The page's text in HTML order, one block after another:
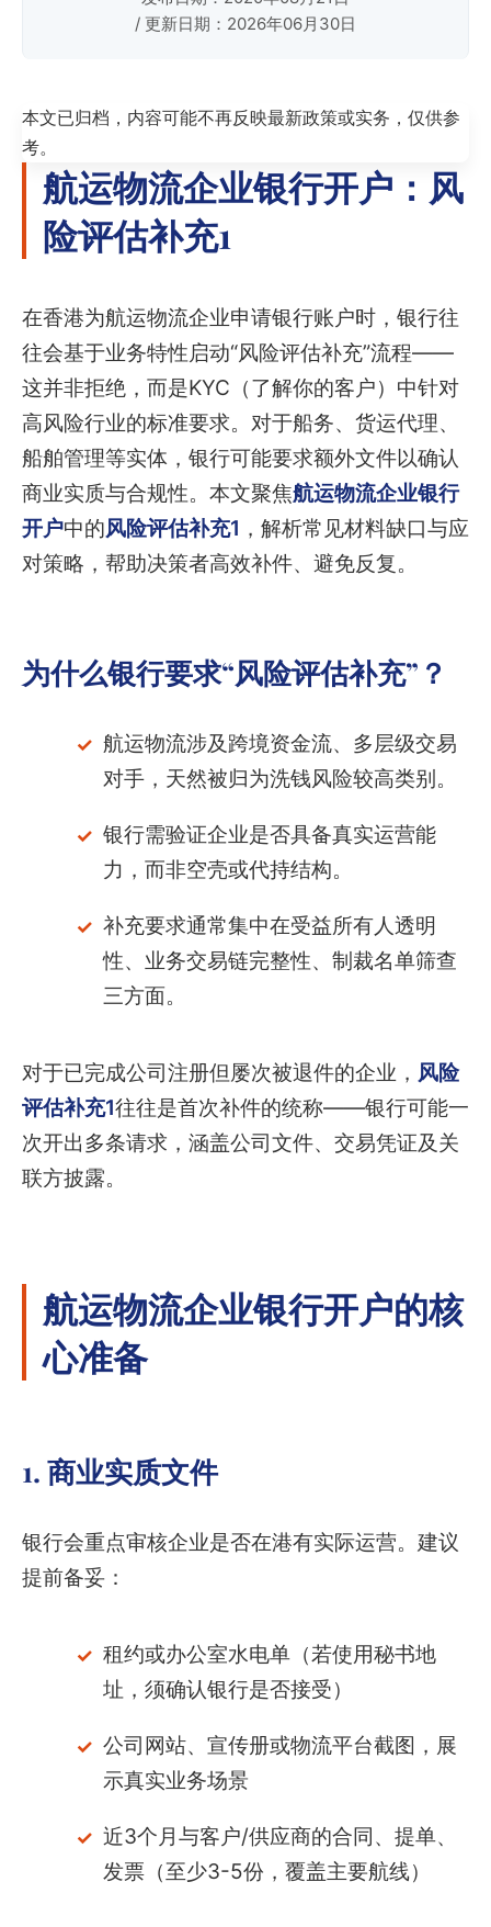
/ 更新日期：2026年06月30日
本文已归档，内容可能不再反映最新政策或实务，仅供参
考。
航运物流企业银行开户：风
险评估补充1
在香港为航运物流企业申请银行账户时，银行往
往会基于业务特性启动“风险评估补充”流程——
这并非拒绝，而是KYC（了解你的客户）中针对
高风险行业的标准要求。对于船务、货运代理、
船舶管理等实体，银行可能要求额外文件以确认
商业实质与合规性。本文聚焦航运物流企业银行
开户中的风险评估补充1 ，解析常见材料缺口与应
对策略，帮助决策者高效补件、避免反复。
为什么银行要求“风险评估补充”？
航运物流涉及跨境资金流、多层级交易
对手，天然被归为洗钱风险较高类别。
银行需验证企业是否具备真实运营能
力，而非空壳或代持结构。
补充要求通常集中在受益所有人透明
性、业务交易链完整性、制裁名单筛查
三方面。
对于已完成公司注册但屡次被退件的企业， 风险
评估补充1往往是首次补件的统称——银行可能一
次开出多条请求，涵盖公司文件、交易凭证及关
联方披露。
航运物流企业银行开户的核
心准备
1. 商业实质文件
银行会重点审核企业是否在港有实际运营。建议
提前备妥：
租约或办公室水电单（若使用秘书地
址，须确认银行是否接受）
公司网站、宣传册或物流平台截图，展
示真实业务场景
近3个月与客户/供应商的合同、提单、
发票（至少3-5份，覆盖主要航线）